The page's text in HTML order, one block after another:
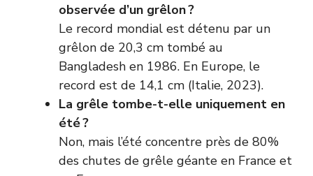
observée d’un grêlon ?
Le record mondial est détenu par un
grêlon de 20,3 cm tombé au
Bangladesh en 1986. En Europe, le
record est de 14,1 cm (Italie, 2023).
La grêle tombe-t-elle uniquement en
été ?
Non, mais l’été concentre près de 80%
des chutes de grêle géante en France et